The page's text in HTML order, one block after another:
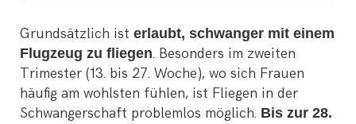
Grundsätzlich ist erlaubt, schwanger mit einem
Flugzeug zu fliegen. Besonders im zweiten
Trimester (13. bis 27. Woche), wo sich Frauen
häufig am wohlsten fühlen, ist Fliegen in der
Schwangerschaft problemlos möglich. Bis zur 28.